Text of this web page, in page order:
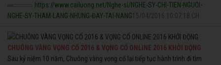
https://www.cailuong.net/Nghe-si/NGHE-SY-CHI-TIEN-NGUOI-
NGHE-SY-THAM-LANG-NHUNG-ĐAY-TAI-NANG 15/04/2016 10:07:18 CH
CHUÔNG VÀNG VỌNG CỔ 2016 & VỌNG CỔ ONLINE 2016 KHỞI ĐỘNG
Sau kỷ niệm 10 năm, Chuông vàng vọng cổ lại tiếp tục hành trình đi tìm